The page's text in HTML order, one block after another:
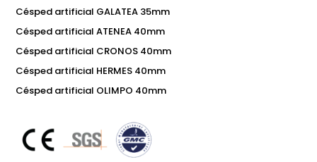
Césped artificial GALATEA 35mm
Césped artificial ATENEA 40mm
Césped artificial CRONOS 40mm
Césped artificial HERMES 40mm
Césped artificial OLIMPO 40mm